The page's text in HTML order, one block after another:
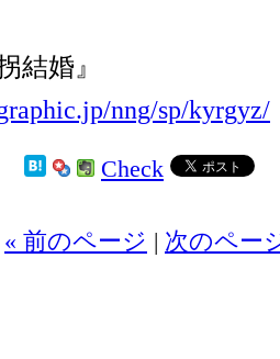
結婚』
nng/sp/kyrgyz/
Check
« 前のページ | 次のペー